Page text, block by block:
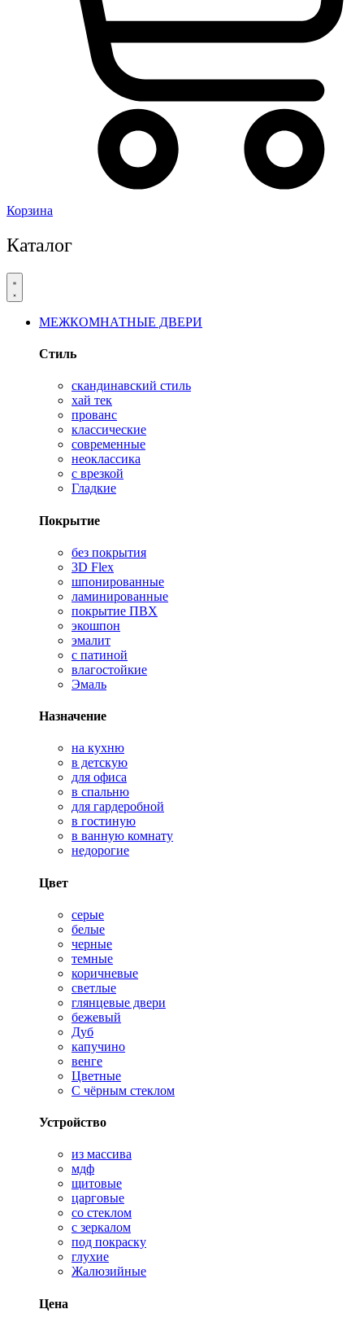
Корзина
Каталог
МЕЖКОМНАТНЫЕ ДВЕРИ
Стиль
скандинавский стиль
хай тек
прованс
классические
современные
неоклассика
с врезкой
Гладкие
Покрытие
без покрытия
3D Flex
шпонированные
ламинированные
покрытие ПВХ
экошпон
эмалит
с патиной
влагостойкие
Эмаль
Назначение
на кухню
в детскую
для офиса
в спальню
для гардеробной
в гостиную
в ванную комнату
недорогие
Цвет
серые
белые
черные
темные
коричневые
светлые
глянцевые двери
бежевый
Дуб
капучино
венге
Цветные
С чёрным стеклом
Устройство
из массива
мдф
щитовые
царговые
со стеклом
с зеркалом
под покраску
глухие
Жалюзийные
Цена